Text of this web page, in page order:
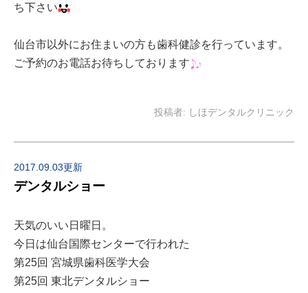
ち下さい
仙台市以外にお住まいの方も歯科健診を行っています。
ご予約のお電話お待ちしております
投稿者: しほデンタルクリニック
2017.09.03更新
デンタルショー
天気のいい日曜日。
今日は仙台国際センターで行われた
第25回 宮城県歯科医学大会
第25回 東北デンタルショー